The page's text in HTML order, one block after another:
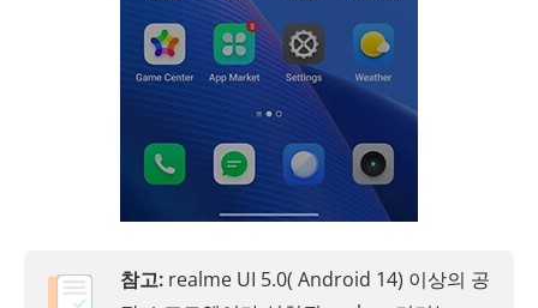
참고: realme UI 5.0( Android 14) 이상의 공